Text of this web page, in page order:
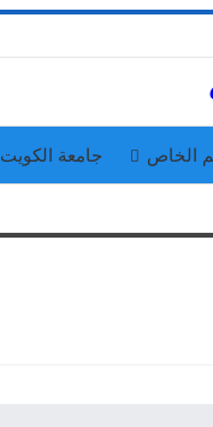
الخاص جامعة الكويت